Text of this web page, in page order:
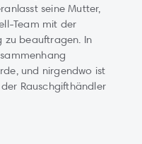
seine Mutter,
Team mit der
zu beauftragen. In
und nirgendwo ist
Rauschgifthändler